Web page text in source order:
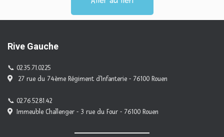
Rive Gauche
02.35.71.02.25
27 rue du 74ème Régiment d'Infanterie - 76100 Rouen
02.76.52.81.42
Immeuble Challenger - 3 rue du Four - 76100 Rouen